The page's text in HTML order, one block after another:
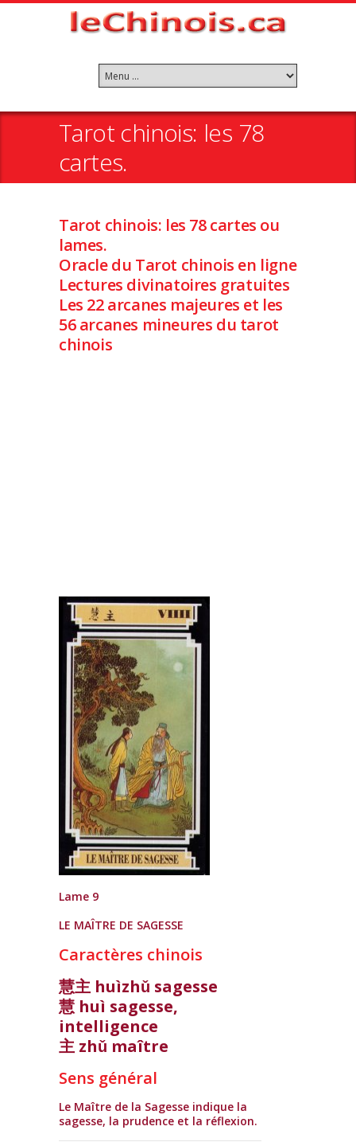
Tarot chinois: les 78
cartes.
Tarot chinois: les 78 cartes ou
lames.
Oracle du Tarot chinois en ligne
Lectures divinatoires gratuites
Les 22 arcanes majeures et les
56 arcanes mineures du tarot
chinois
Lame 9
LE MAÎTRE DE SAGESSE
Caractères chinois
慧主 huìzhǔ sagesse
慧 huì sagesse,
intelligence
主 zhǔ maître
Sens général
Le Maître de la Sagesse indique la
sagesse, la prudence et la réflexion.